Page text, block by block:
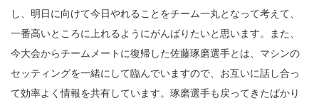
し、明日に向けて今日やれることをチーム一丸となって考えて、
一番高いところに上れるようにがんばりたいと思います。また、
今大会からチームメートに復帰した佐藤琢磨選手とは、マシンの
セッティングを一緒にして臨んでいますので、お互いに話し合っ
て効率よく情報を共有しています。琢磨選手も戻ってきたばかり